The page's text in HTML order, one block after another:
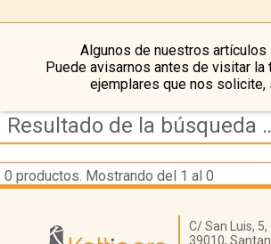
Algunos de nuestros artículos
Puede avisarnos antes de visitar
ejemplares que nos
Resultado de la
0 productos. Mostrando del 1 al 0
Librería Kattigara
C/ San Luis, 5,
39010,